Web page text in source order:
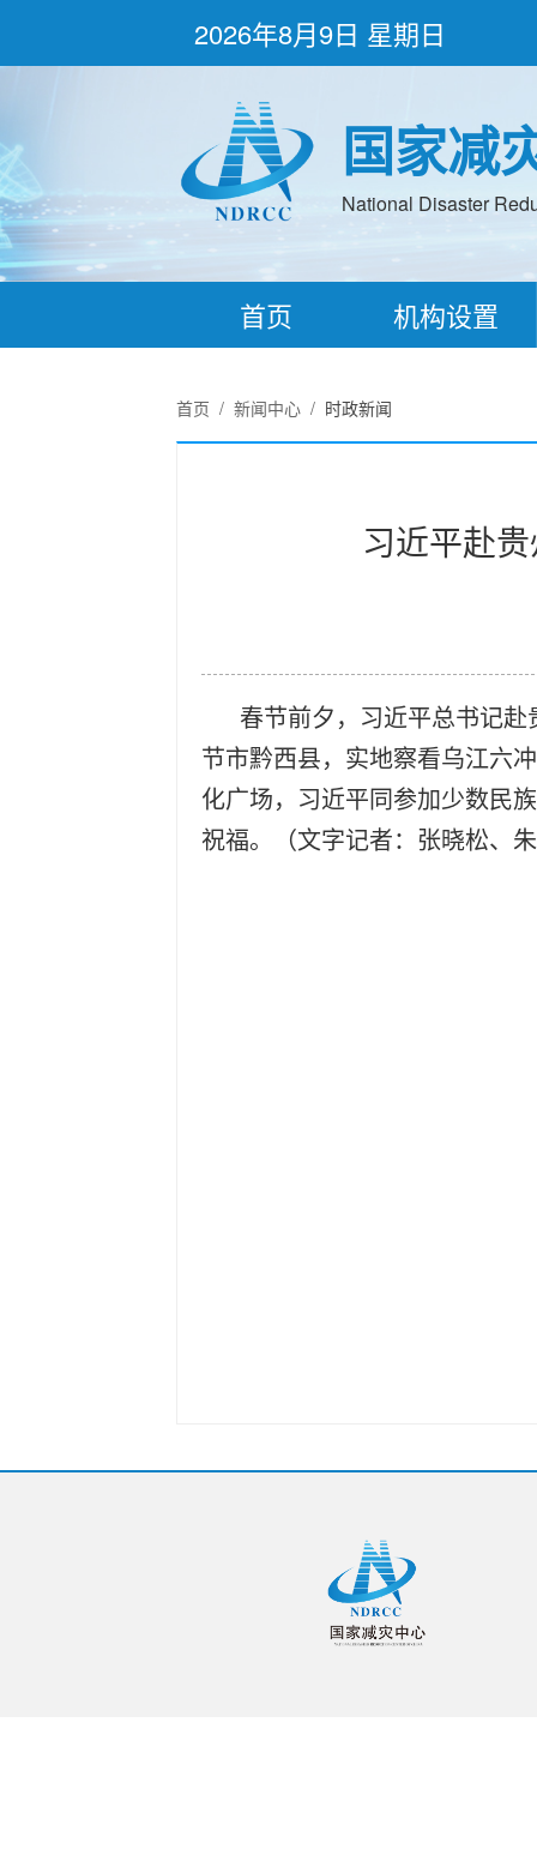
2026年8月9日 星期日
国家减
National Disaster
首页 机构设置
首页 / 新闻中心/ 时政新闻
习近平赴
春节前夕，习近平总书记
节市黔西县，实地察看乌江六
化广场，习近平同参加少数民
祝福。（文字记者：张晓松、